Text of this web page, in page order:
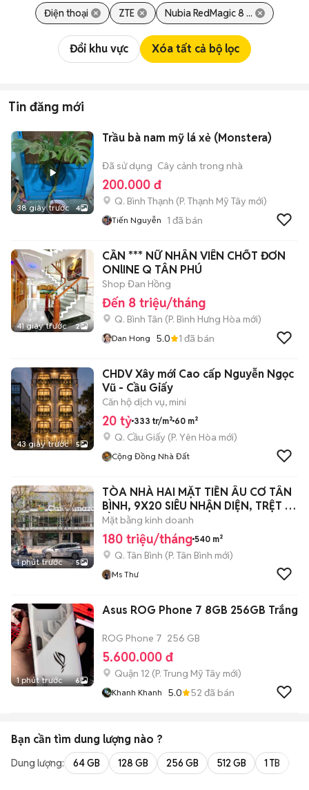
Điện thoại ZTE Nubia RedMagic 8 ...
Đổi khu vực Xóa tất cả bộ lọc
Tin đăng mới
38 giây trước 4
Trầu bà nam mỹ lá xẻ (Monstera)
Đã sử dụng Cây cảnh trong nhà
200.000 đ
Q. Bình Thạnh (P. Thạnh Mỹ Tây mới)
Tiến Nguyễn 1 đã bán
41 giây trước 2
CẦN *** NỮ NHÂN VIÊN CHỐT ĐƠN
ONlINE Q TÂN PHÚ
Shop Đan Hồng
Đến 8 triệu/tháng
Q. Bình Tân (P. Bình Hưng Hòa mới)
Dan Hong 5.0 1 đã bán
43 giây trước 5
CHDV Xây mới Cao cấp Nguyễn Ngọc
Vũ - Cầu Giấy
Căn hộ dịch vụ, mini
20 tỷ 333 tr/m² 60 m²
Q. Cầu Giấy (P. Yên Hòa mới)
Cộng Đồng Nhà Đất
1 phút trước 5
TÒA NHÀ HAI MẶT TIỀN ÂU CƠ TÂN
BÌNH, 9X20 SIÊU NHẬN DIỆN, TRỆT 2
LẦU
Mặt bằng kinh doanh
180 triệu/tháng 540 m²
Q. Tân Bình (P. Tân Bình mới)
Ms Thư
1 phút trước 6
Asus ROG Phone 7 8GB 256GB Trắng
ROG Phone 7 256 GB
5.600.000 đ
Quận 12 (P. Trung Mỹ Tây mới)
Khanh Khanh 5.0 52 đã bán
Bạn cần tìm dung lượng nào ?
Dung lượng: 64 GB 128 GB 256 GB 512 GB 1 TB